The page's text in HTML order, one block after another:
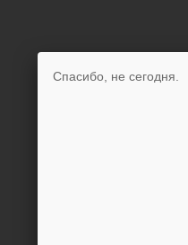
Спасибо, не сегодня.